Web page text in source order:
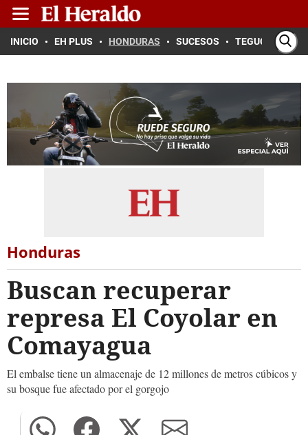
INICIO EH PLUS HONDURAS SUCESOS TEGUCIGALPA
Honduras
Buscan recuperar
represa El Coyolar en
Comayagua
El embalse tiene un almacenaje de 12 millones de metros cúbicos y
su bosque fue afectado por el gorgojo